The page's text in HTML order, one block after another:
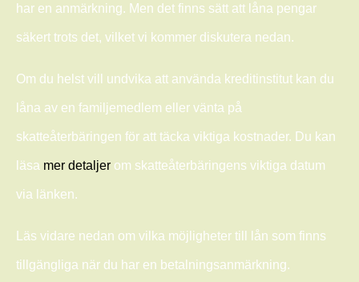
har en anmärkning. Men det finns sätt att låna pengar
säkert trots det, vilket vi kommer diskutera nedan.
Om du helst vill undvika att använda kreditinstitut kan du
låna av en familjemedlem eller vänta på
skatteåterbäringen för att täcka viktiga kostnader. Du kan
läsa mer detaljer om skatteåterbäringens viktiga datum
via länken.
Läs vidare nedan om vilka möjligheter till lån som finns
tillgängliga när du har en betalningsanmärkning.